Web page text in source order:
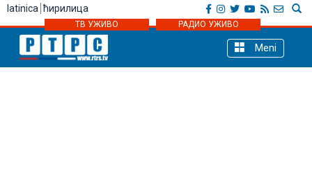
latinica ћирилица
ТВ УЖИВО РАДИО УЖИВО
Meni